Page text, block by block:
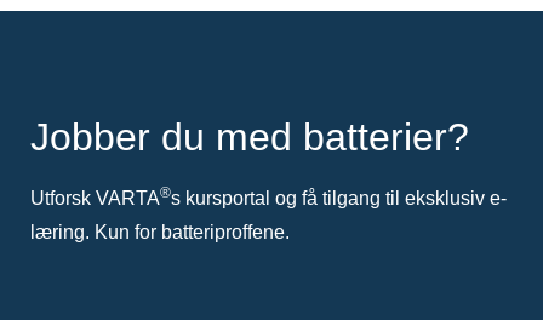
Jobber du med batterier?
Utforsk VARTA®s kursportal og få tilgang til eksklusiv e-
læring. Kun for batteriproffene.